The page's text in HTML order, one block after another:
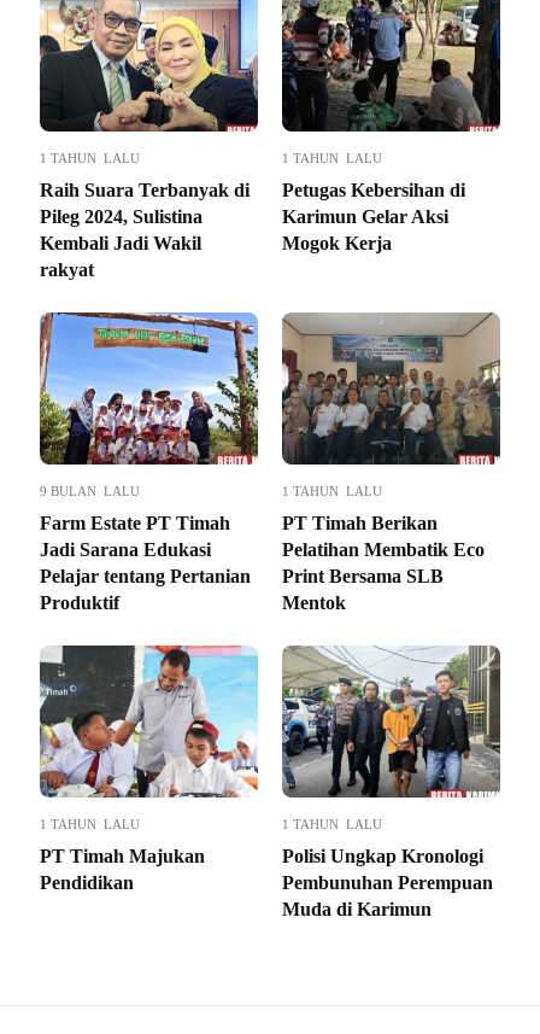
1 TAHUN LALU
Raih Suara Terbanyak di
Pileg 2024, Sulistina
Kembali Jadi Wakil
rakyat
1 TAHUN LALU
Petugas Kebersihan di
Karimun Gelar Aksi
Mogok Kerja
9 BULAN LALU
Farm Estate PT Timah
Jadi Sarana Edukasi
Pelajar tentang Pertanian
Produktif
1 TAHUN LALU
PT Timah Berikan
Pelatihan Membatik Eco
Print Bersama SLB
Mentok
1 TAHUN LALU
PT Timah Majukan
Pendidikan
1 TAHUN LALU
Polisi Ungkap Kronologi
Pembunuhan Perempuan
Muda di Karimun